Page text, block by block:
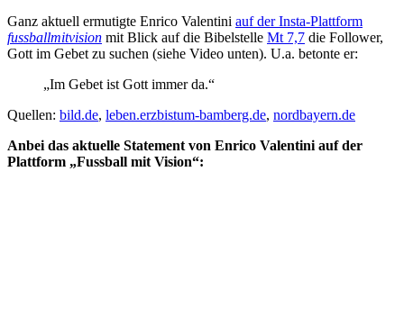
Ganz aktuell ermutigte Enrico Valentini auf der Insta-Plattform
fussballmitvision mit Blick auf die Bibelstelle Mt 7,7 die Follower,
Gott im Gebet zu suchen (siehe Video unten). U.a. betonte er:
„Im Gebet ist Gott immer da.“
Quellen: bild.de, leben.erzbistum-bamberg.de, nordbayern.de
Anbei das aktuelle Statement von Enrico Valentini auf der
Plattform „Fussball mit Vision“: